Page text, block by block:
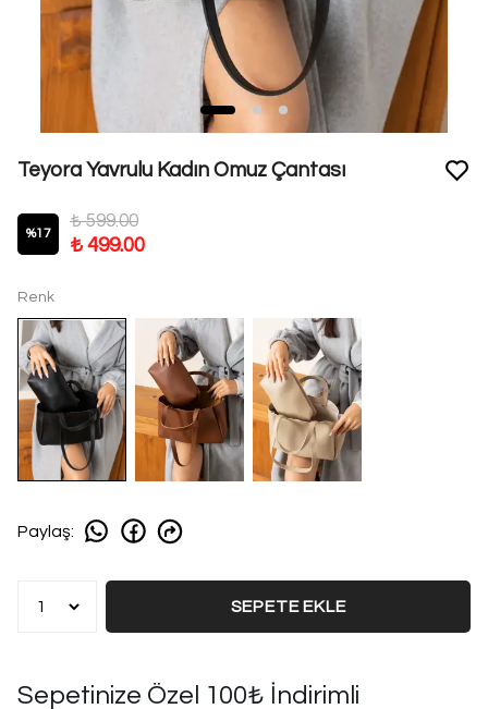
Teyora Yavrulu Kadın Omuz Çantası
%17
₺ 599.00
₺ 499.00
Renk
Paylaş:
SEPETE EKLE
Sepetinize Özel 100₺ İndirimli